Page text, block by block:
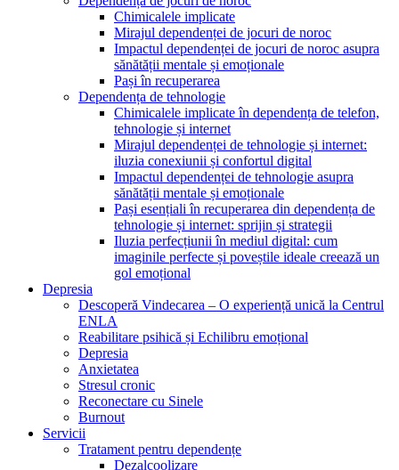
Chimicalele implicate
Mirajul dependenței de jocuri de noroc
Impactul dependenței de jocuri de noroc asupra
sănătății mentale și emoționale
Pași în recuperarea
Dependența de tehnologie
Chimicalele implicate în dependența de telefon,
tehnologie și internet
Mirajul dependenței de tehnologie și internet:
iluzia conexiunii și confortul digital
Impactul dependenței de tehnologie asupra
sănătății mentale și emoționale
Pași esențiali în recuperarea din dependența de
tehnologie și internet: sprijin și strategii
Iluzia perfecțiunii în mediul digital: cum
imaginile perfecte și poveștile ideale creează un
gol emoțional
Depresia
Descoperă Vindecarea – O experiență unică la Centrul
ENLA
Reabilitare psihică și Echilibru emoțional
Depresia
Anxietatea
Stresul cronic
Reconectare cu Sinele
Burnout
Servicii
Tratament pentru dependențe
Dezalcoolizare